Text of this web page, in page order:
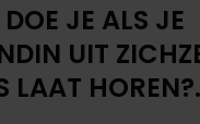
JE ALS JE
UIT
LAAT HOREN?